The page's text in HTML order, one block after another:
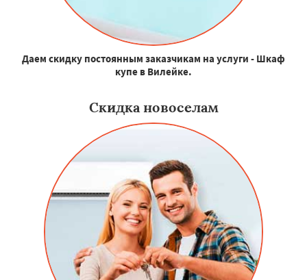
Даем скидку постоянным заказчикам на услуги - Шкаф
купе в Вилейке.
Скидка новоселам